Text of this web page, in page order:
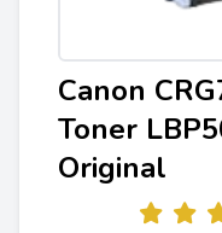
Canon
Toner
Original